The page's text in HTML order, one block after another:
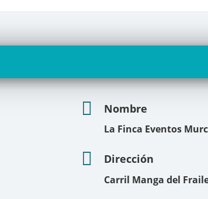
Nombre
La Finca Eventos
Dirección
Carril Manga del